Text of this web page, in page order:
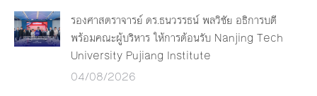
รองศาสตราจารย์ ดร.ธนวรรธน์ พลวิชัย อธิการบดี
พร้อมคณะผู้บริหาร ให้การต้อนรับ Nanjing Tech
University Pujiang Institute
04/08/2026